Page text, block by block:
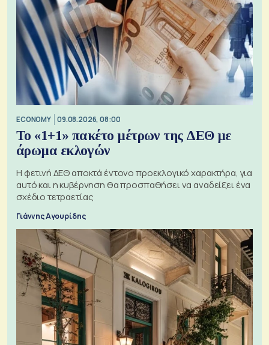
ECONOMY 09.08.2026, 08:00
Το «1+1» πακέτο μέτρων της ΔΕΘ με
άρωμα εκλογών
Η φετινή ΔΕΘ αποκτά έντονο προεκλογικό χαρακτήρα, για
αυτό και η κυβέρνηση θα προσπαθήσει να αναδείξει ένα
σχέδιο τετραετίας
Γιάννης Αγουρίδης